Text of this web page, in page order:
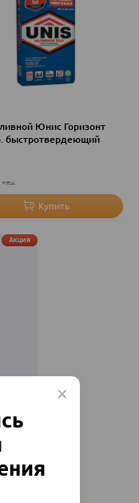
Юнис Горизонт
быстротвердеющий
меш.
Акция